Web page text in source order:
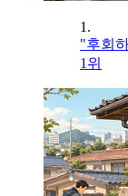
1.
"후회
1위